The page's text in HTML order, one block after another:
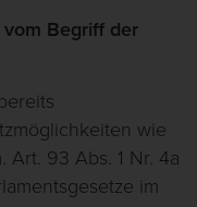
Begriff der
wie
Art. 93 Abs. 1 Nr. 4a
im